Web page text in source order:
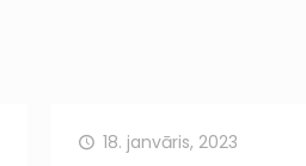
18. janvāris, 2023